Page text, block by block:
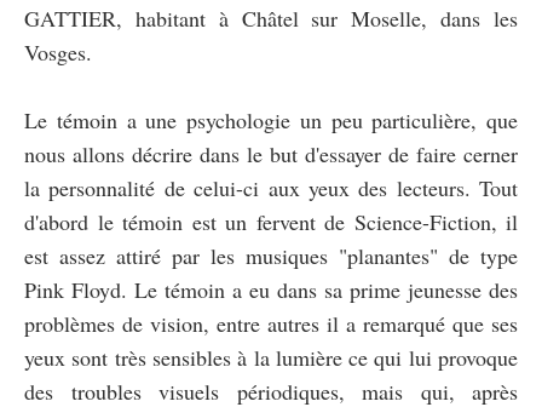
GATTIER, habitant à Châtel sur Moselle, dans les
Vosges.
Le témoin a une psychologie un peu particulière, que
nous allons décrire dans le but d'essayer de faire cerner
la personnalité de celui-ci aux yeux des lecteurs. Tout
d'abord le témoin est un fervent de Science-Fiction, il
est assez attiré par les musiques "planantes" de type
Pink Floyd. Le témoin a eu dans sa prime jeunesse des
problèmes de vision, entre autres il a remarqué que ses
yeux sont très sensibles à la lumière ce qui lui provoque
des troubles visuels périodiques, mais qui, après